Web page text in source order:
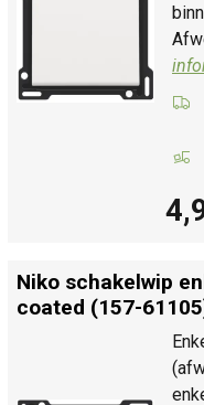
Niko schakelwip
coated (157-